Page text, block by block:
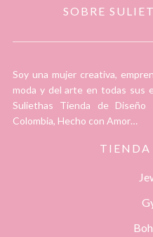
SOBRE
Soy una mujer creativa,
moda y del arte en todas sus
Suliethas Tienda de
Colombia, Hecho con Amor…
TIENDA